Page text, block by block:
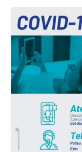
tu
vida,
merece
toda
nuestra
atención